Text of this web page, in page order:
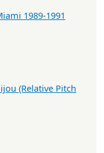
1989-1991
(Relative Pitch